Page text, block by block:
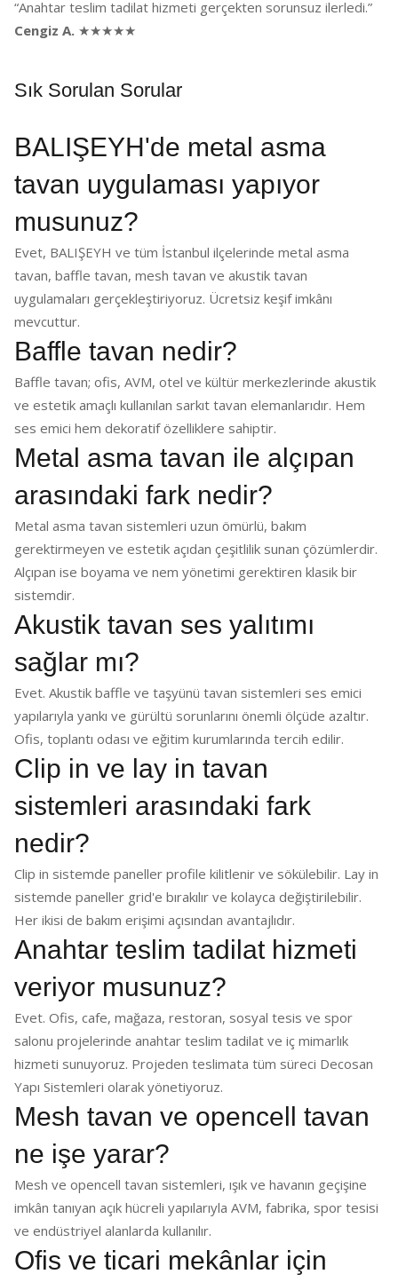
“Anahtar teslim tadilat hizmeti gerçekten sorunsuz ilerledi.”
Cengiz A. ★★★★★
Sık Sorulan Sorular
BALIŞEYH'de metal asma
tavan uygulaması yapıyor
musunuz?
Evet, BALIŞEYH ve tüm İstanbul ilçelerinde metal asma
tavan, baffle tavan, mesh tavan ve akustik tavan
uygulamaları gerçekleştiriyoruz. Ücretsiz keşif imkânı
mevcuttur.
Baffle tavan nedir?
Baffle tavan; ofis, AVM, otel ve kültür merkezlerinde akustik
ve estetik amaçlı kullanılan sarkıt tavan elemanlarıdır. Hem
ses emici hem dekoratif özelliklere sahiptir.
Metal asma tavan ile alçıpan
arasındaki fark nedir?
Metal asma tavan sistemleri uzun ömürlü, bakım
gerektirmeyen ve estetik açıdan çeşitlilik sunan çözümlerdir.
Alçıpan ise boyama ve nem yönetimi gerektiren klasik bir
sistemdir.
Akustik tavan ses yalıtımı
sağlar mı?
Evet. Akustik baffle ve taşyünü tavan sistemleri ses emici
yapılarıyla yankı ve gürültü sorunlarını önemli ölçüde azaltır.
Ofis, toplantı odası ve eğitim kurumlarında tercih edilir.
Clip in ve lay in tavan
sistemleri arasındaki fark
nedir?
Clip in sistemde paneller profile kilitlenir ve sökülebilir. Lay in
sistemde paneller grid'e bırakılır ve kolayca değiştirilebilir.
Her ikisi de bakım erişimi açısından avantajlıdır.
Anahtar teslim tadilat hizmeti
veriyor musunuz?
Evet. Ofis, cafe, mağaza, restoran, sosyal tesis ve spor
salonu projelerinde anahtar teslim tadilat ve iç mimarlık
hizmeti sunuyoruz. Projeden teslimata tüm süreci Decosan
Yapı Sistemleri olarak yönetiyoruz.
Mesh tavan ve opencell tavan
ne işe yarar?
Mesh ve opencell tavan sistemleri, ışık ve havanın geçişine
imkân tanıyan açık hücreli yapılarıyla AVM, fabrika, spor tesisi
ve endüstriyel alanlarda kullanılır.
Ofis ve ticari mekânlar için